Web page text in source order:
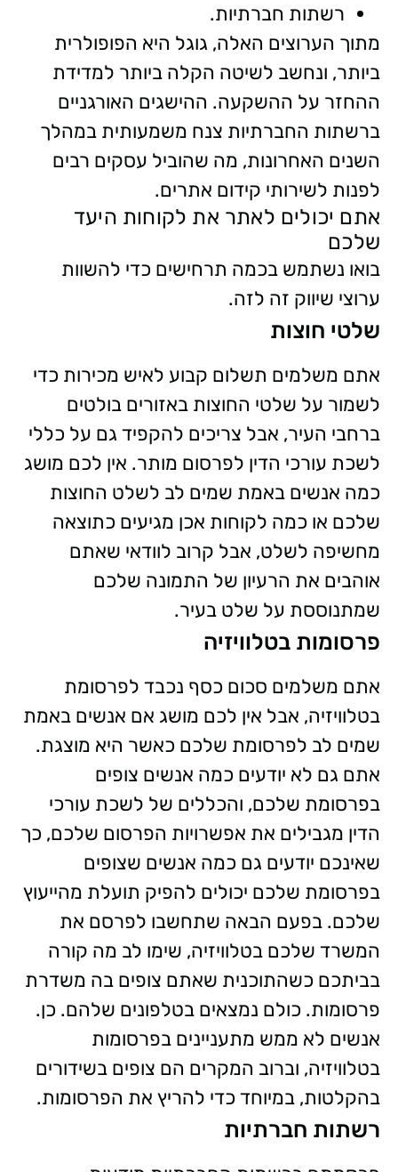
רשתות חברתיות.
מתוך הערוצים האלה, גוגל היא הפופולרית
ביותר, ונחשב לשיטה הקלה ביותר למדידת
ההחזר על ההשקעה. ההישגים האורגניים
ברשתות החברתיות צנח משמעותית במהלך
השנים האחרונות, מה שהוביל עסקים רבים
לפנות לשירותי קידום אתרים.
אתם יכולים לאתר את לקוחות היעד
שלכם
בואו נשתמש בכמה תרחישים כדי להשוות
ערוצי שיווק זה לזה.
שלטי חוצות
אתם משלמים תשלום קבוע לאיש מכירות כדי
לשמור על שלטי החוצות באזורים בולטים
ברחבי העיר, אבל צריכים להקפיד גם על כללי
לשכת עורכי הדין לפרסום מותר. אין לכם מושג
כמה אנשים באמת שמים לב לשלט החוצות
שלכם או כמה לקוחות אכן מגיעים כתוצאה
מחשיפה לשלט, אבל קרוב לוודאי שאתם
אוהבים את הרעיון של התמונה שלכם
שמתנוססת על שלט בעיר.
פרסומות בטלוויזיה
אתם משלמים סכום כסף נכבד לפרסומת
בטלוויזיה, אבל אין לכם מושג אם אנשים באמת
שמים לב לפרסומת שלכם כאשר היא מוצגת.
אתם גם לא יודעים כמה אנשים צופים
בפרסומת שלכם, והכללים של לשכת עורכי
הדין מגבילים את אפשרויות הפרסום שלכם, כך
שאינכם יודעים גם כמה אנשים שצופים
בפרסומת שלכם יכולים להפיק תועלת מהייעוץ
שלכם. בפעם הבאה שתחשבו לפרסם את
המשרד שלכם בטלוויזיה, שימו לב מה קורה
בביתכם כשהתוכנית שאתם צופים בה משדרת
פרסומות. כולם נמצאים בטלפונים שלהם. כן.
אנשים לא ממש מתעניינים בפרסומות
בטלוויזיה, וברוב המקרים הם צופים בשידורים
בהקלטות, במיוחד כדי להריץ את הפרסומות.
רשתות חברתיות